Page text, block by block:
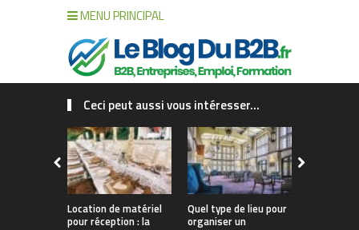
MENU PRINCIPAL
Ceci peut aussi vous intéresser...
Location de matériel
pour réception : la
Quel type de lieu pour
organiser un